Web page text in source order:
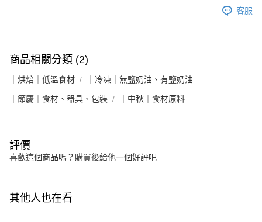
客服
商品相關分類 (2)
｜烘焙｜低溫食材 ｜冷凍｜無鹽奶油、有鹽奶油
｜節慶｜食材、器具、包裝 ｜中秋｜食材原料
評價
喜歡這個商品嗎？購買後給他一個好評吧
其他人也在看